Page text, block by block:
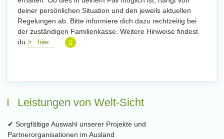
deiner persönlichen Situation und den jeweils aktuellen
Regelungen ab. Bitte informiere dich dazu rechtzeitig bei
der zuständigen Familienkasse. Weitere Hinweise findest
du >...hier...
Leistungen von Welt-Sicht
✔ Sorgfältige Auswahl unserer Projekte und
Partnerorganisationen im Ausland